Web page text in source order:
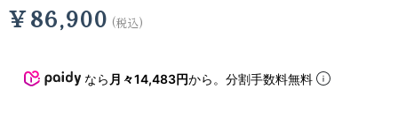
¥86,900 税込
なら 月々14,483円から。分割手数料無料